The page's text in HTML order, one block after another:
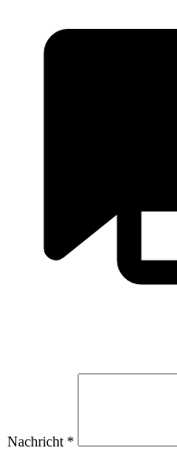
Nachricht *